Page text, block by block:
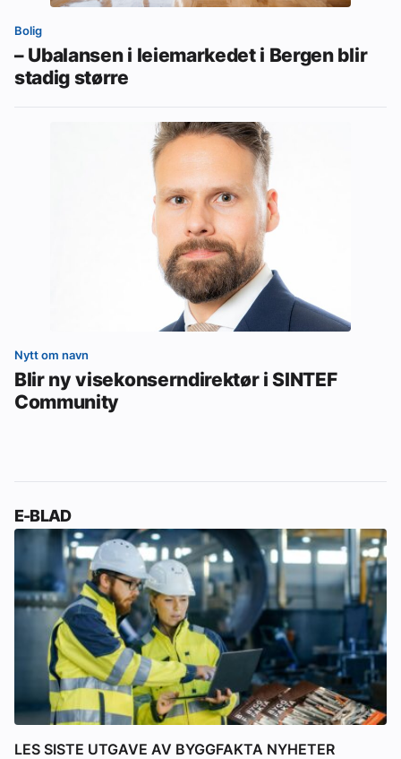
Bolig
– Ubalansen i leiemarkedet i Bergen blir
stadig større
Nytt om navn
Blir ny visekonserndirektør i SINTEF
Community
E-BLAD
LES SISTE UTGAVE AV BYGGFAKTA NYHETER